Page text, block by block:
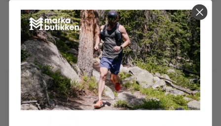
FÅR VI FORESLÅ
ANDRE KJØPTE DETTE